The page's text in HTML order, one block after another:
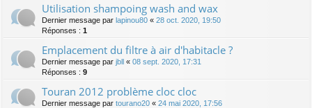
Utilisation shampoing wash and wax
Dernier message par lapinou80 « 28 oct. 2020, 19:50
Réponses : 1
Emplacement du filtre à air d'habitacle ?
Dernier message par jbll « 08 sept. 2020, 17:31
Réponses : 9
Touran 2012 problème cloc cloc
Dernier message par tourano20 « 24 mai 2020, 17:56